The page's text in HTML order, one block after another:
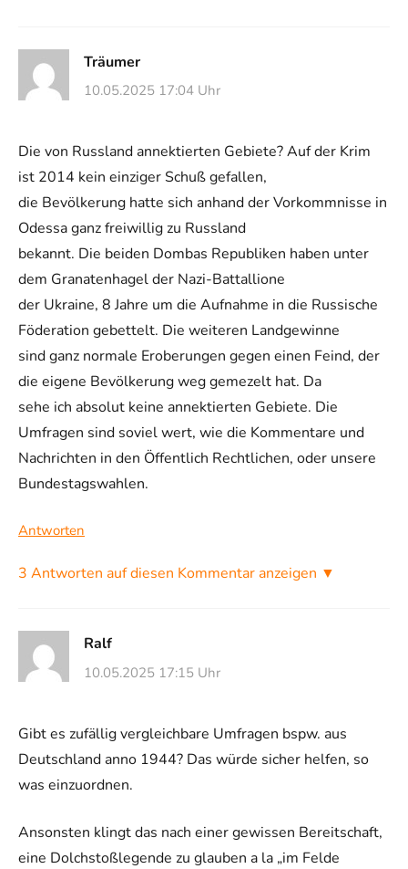
Träumer
10.05.2025 17:04 Uhr
Die von Russland annektierten Gebiete? Auf der Krim
ist 2014 kein einziger Schuß gefallen,
die Bevölkerung hatte sich anhand der Vorkommnisse in
Odessa ganz freiwillig zu Russland
bekannt. Die beiden Dombas Republiken haben unter
dem Granatenhagel der Nazi-Battallione
der Ukraine, 8 Jahre um die Aufnahme in die Russische
Föderation gebettelt. Die weiteren Landgewinne
sind ganz normale Eroberungen gegen einen Feind, der
die eigene Bevölkerung weg gemezelt hat. Da
sehe ich absolut keine annektierten Gebiete. Die
Umfragen sind soviel wert, wie die Kommentare und
Nachrichten in den Öffentlich Rechtlichen, oder unsere
Bundestagswahlen.
Antworten
3 Antworten auf diesen Kommentar anzeigen ▼
Ralf
10.05.2025 17:15 Uhr
Gibt es zufällig vergleichbare Umfragen bspw. aus
Deutschland anno 1944? Das würde sicher helfen, so
was einzuordnen.
Ansonsten klingt das nach einer gewissen Bereitschaft,
eine Dolchstoßlegende zu glauben a la „im Felde